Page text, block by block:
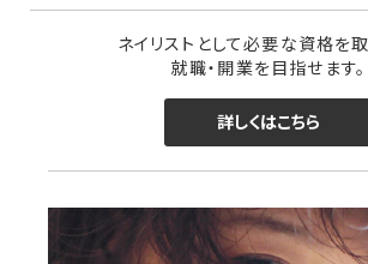
ネイリストとして必要な資格を
就職・開業を目指せます。
詳しくはこちら